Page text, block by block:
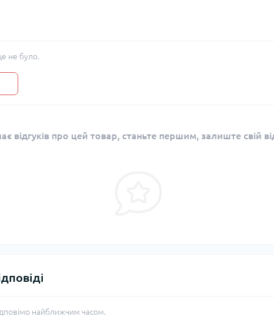
не було.
відгуків про цей товар, станьте першим, залиште свій
найближчим часом.